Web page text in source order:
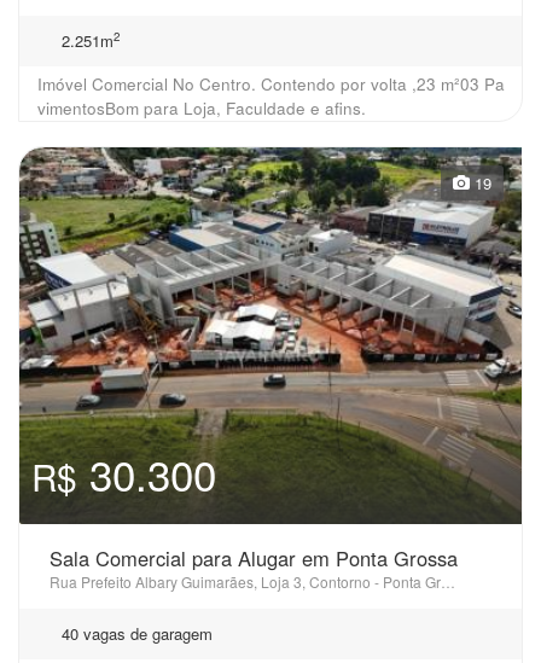
2.251m2
Imóvel Comercial No Centro. Contendo por volta ,23 m²03 Pa
vimentosBom para Loja, Faculdade e afins.
19
R$30.300
Sala Comercial para Alugar em Ponta Grossa
Rua Prefeito Albary Guimarães, Loja 3, Contorno - Ponta Grossa, PR
40 vagas de garagem